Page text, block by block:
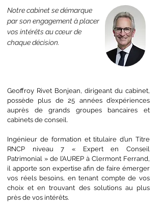
Notre cabinet se démarque
par son engagement à placer
vos intérêts au cœur de
chaque décision.
Geoffroy Rivet Bonjean, dirigeant du cabinet,
possède plus de 25 années d’expériences
auprès de grands groupes bancaires et
cabinets de conseil. ​
Ingénieur de formation et titulaire d’un Titre
RNCP niveau 7 « Expert en Conseil
Patrimonial » de l’AUREP à Clermont Ferrand,
il apporte son expertise afin de faire émerger
vos réels besoins, en tenant compte de vos
choix et en trouvant des solutions au plus
près de vos intérêts.